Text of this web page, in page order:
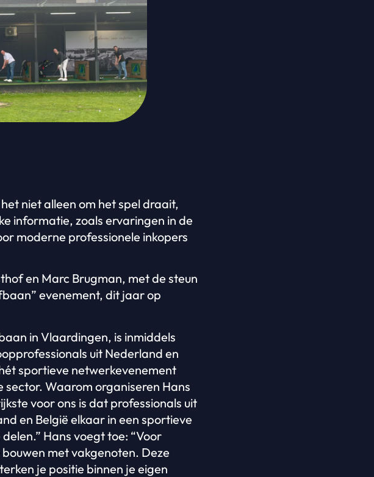
niet alleen om het spel draait,
informatie, zoals ervaringen in de
moderne professionele inkopers
en Marc Brugman, met de steun
evenement, dit jaar op
in Vlaardingen, is inmiddels
uit Nederland en
sportieve netwerkevenement
Waarom organiseren Hans
voor ons is dat professionals uit
en België elkaar in een sportieve
Hans voegt toe: “Voor
met vakgenoten. Deze
je positie binnen je eigen